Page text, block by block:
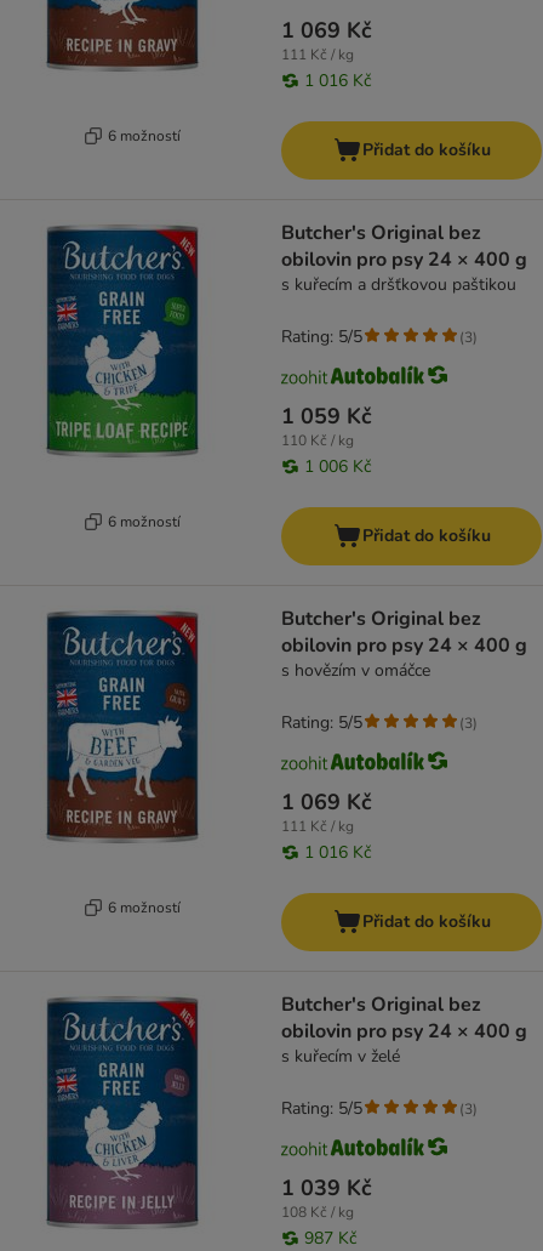
6 možností
1 069 Kč
111 Kč / kg
1 016 Kč
Přidat do košíku
6 možností
Butcher's Original bez
obilovin pro psy 24 × 400 g
s kuřecím a dršťkovou paštikou
1 059 Kč
110 Kč / kg
1 006 Kč
Rating: 5/5 (3)
Přidat do košíku
6 možností
Butcher's Original bez
obilovin pro psy 24 × 400 g
s hovězím v omáčce
1 069 Kč
111 Kč / kg
1 016 Kč
Rating: 5/5 (3)
Přidat do košíku
Butcher's Original bez
obilovin pro psy 24 × 400 g
s kuřecím v želé
1 039 Kč
108 Kč / kg
987 Kč
Rating: 5/5 (3)